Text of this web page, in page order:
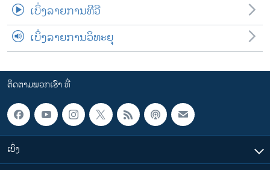
ເບິ່ງລາຍການທີວີ
ເບິ່ງລາຍການວິທະຍຸ
ຕິດຕາມພວກເຮົາ ທີ່
ເບິ່ງ